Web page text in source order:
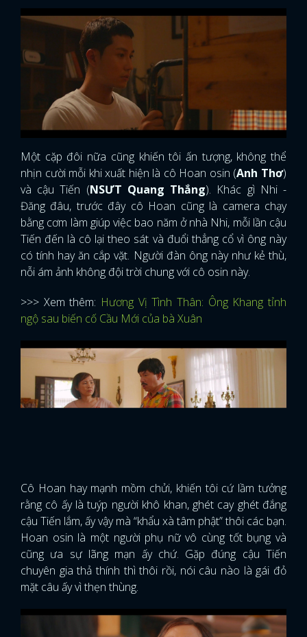
Một cặp đôi nữa cũng khiến tôi ấn tượng, không thể
nhịn cười mỗi khi xuất hiện là cô Hoan osin (Anh Thơ)
và cậu Tiến (NSƯT Quang Thắng). Khác gì Nhi -
Đăng đâu, trước đây cô Hoan cũng là camera chạy
bằng cơm làm giúp việc bao năm ở nhà Nhi, mỗi lần cậu
Tiến đến là cô lại theo sát và đuổi thẳng cổ vì ông này
có tính hay ăn cắp vặt. Người đàn ông này như kẻ thù,
nỗi ám ảnh không đội trời chung với cô osin này.
>>> Xem thêm: Hương Vị Tình Thân: Ông Khang tỉnh
ngộ sau biến cố Cầu Mới của bà Xuân
Cô Hoan hay mạnh mồm chửi, khiến tôi cứ lầm tưởng
rằng cô ấy là tuýp người khô khan, ghét cay ghét đắng
cậu Tiến lắm, ấy vậy mà “khẩu xà tâm phật” thôi các bạn.
Hoan osin là một người phụ nữ vô cùng tốt bụng và
cũng ưa sự lãng mạn ấy chứ. Gặp đúng cậu Tiến
chuyên gia thả thính thì thôi rồi, nói câu nào là gái đỏ
mặt câu ấy vì thẹn thùng.